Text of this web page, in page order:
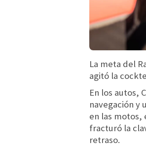
La meta del
agitó la
En los autos,
navegación y
en las motos,
fracturó la
retraso.